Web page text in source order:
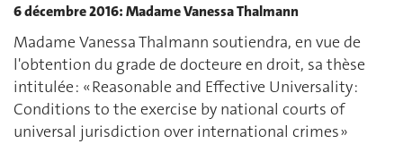
6 décembre 2016: Madame Vanessa Thalmann
Madame Vanessa Thalmann soutiendra, en vue de
l'obtention du grade de docteure en droit, sa thèse
intitulée : « Reasonable and Effective Universality :
Conditions to the exercise by national courts of
universal jurisdiction over international crimes »